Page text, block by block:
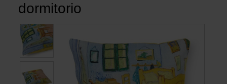
Para la casa
Hogar y Cocina
Ocio
dormitorio